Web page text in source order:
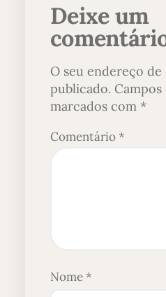
Deixe um
O seu endereço
publicado.
marcados com *
Comentário*
Nome*